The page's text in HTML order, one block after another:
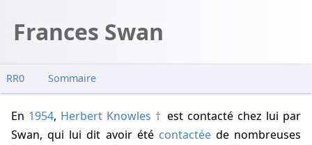
Frances Swan
RR0 Sommaire
En 1954, Herbert Knowles
est contacté chez lui par
Swan, qui lui dit avoir été contactéede nombreuses